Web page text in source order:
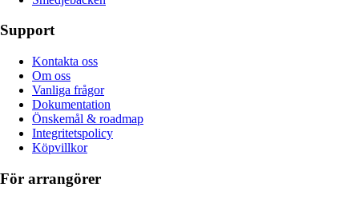
Support
Kontakta oss
Om oss
Vanliga frågor
Dokumentation
Önskemål & roadmap
Integritetspolicy
Köpvillkor
För arrangörer